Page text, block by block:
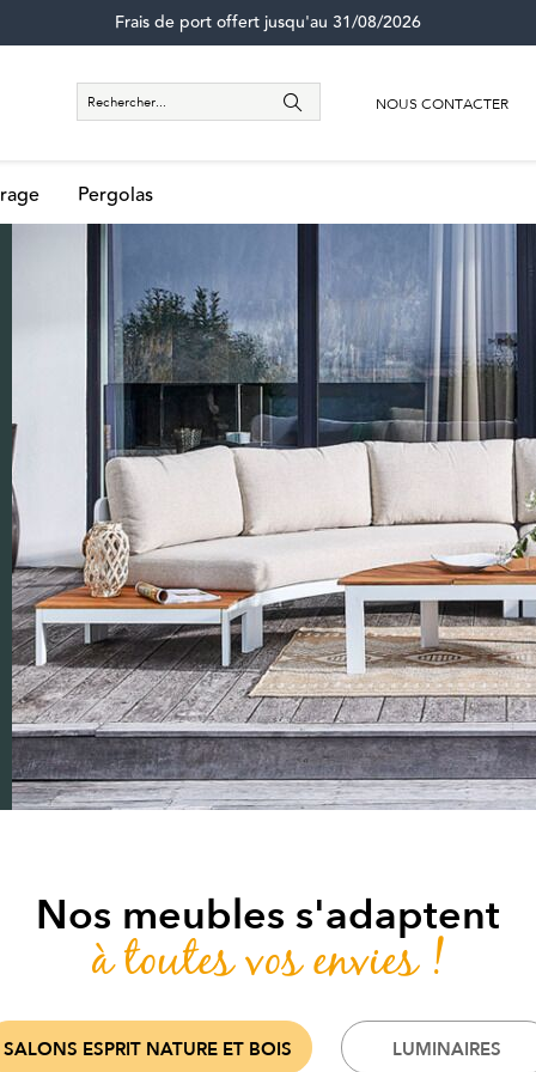
Frais de port offert jusqu'au 31/08/2026
NOUS CONTACTER
Pergolas
Nos meubles s'adaptent
à toutes vos envies !
SALONS ESPRIT NATURE ET BOIS LUMINAIRES